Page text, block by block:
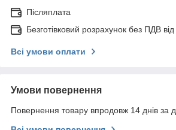
Післяплата
Безготівковий розрахунок без ПДВ
Всі умови оплати
Умови повернення
Повернення товару впродовж 14 днів за